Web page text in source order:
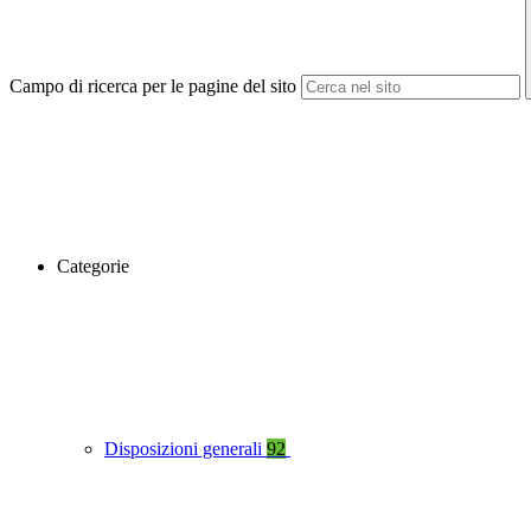
Campo di ricerca per le pagine del sito
Categorie
Disposizioni generali 92